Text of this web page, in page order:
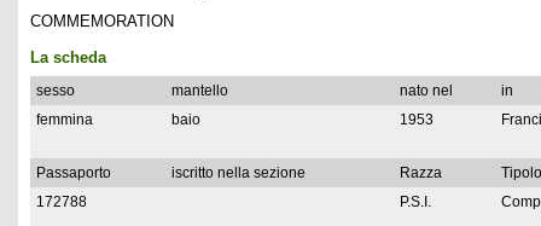
COMMEMORATION
La scheda
sesso mantello nato nel
in
femmina
baio 1953
Passaporto iscritto nella sezione Razza
172788
P.S.I.